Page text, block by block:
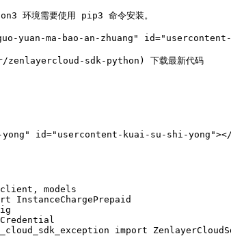
环境需要使用 pip3 命令安装。
yuan-ma-bao-an-zhuang"
sdk-python) 下载最新代码
id="usercontent-kuai-su-shi-
models
InstanceChargePrepaid
import